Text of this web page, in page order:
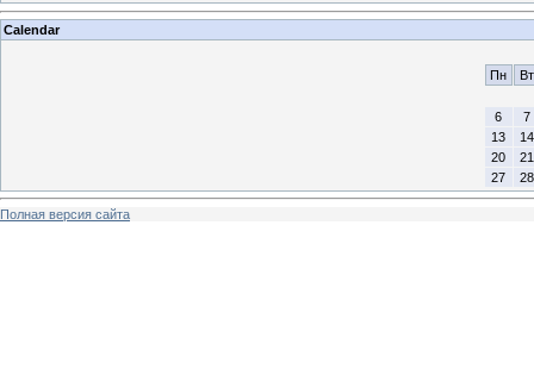
Calendar
Пн Вт
6
7
13
14
20
21
27
28
Полная версия сайта